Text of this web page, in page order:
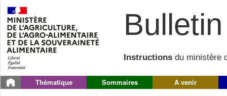
Instructions du ministère
Thématique Sommaires A venir